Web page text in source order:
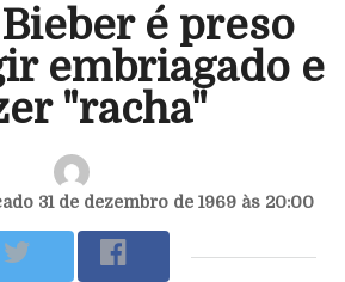
é preso
embriagado e
"racha"
31 de dezembro de 1969 às 20:00